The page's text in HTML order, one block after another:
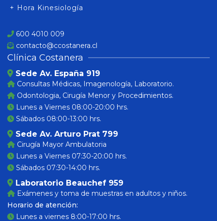
+ Hora Kinesiología
600 4010 009
contacto@ccostanera.cl
Clínica Costanera
Sede Av. España 919
Consultas Médicas, Imagenología, Laboratorio.
Odontologia, Cirugía Menor y Procedimientos.
Lunes a Viernes 08:00-20:00 hrs.
Sábados 08:00-13:00 hrs.
Sede Av. Arturo Prat 799
Cirugía Mayor Ambulatoria
Lunes a Viernes 07:30-20:00 hrs.
Sábados 07:30-14:00 hrs.
Laboratorio Beauchef 959
Exámenes y toma de muestras en adultos y niños.
Horario de atención:
Lunes a viernes 8:00-17:00 hrs.